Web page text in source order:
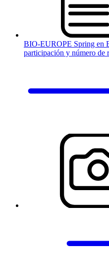
BIO-EUROPE Spring en
participación y número de